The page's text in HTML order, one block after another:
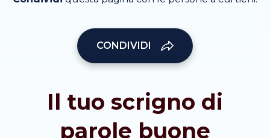
CONDIVIDI
Il tuo scrigno di
parole buone